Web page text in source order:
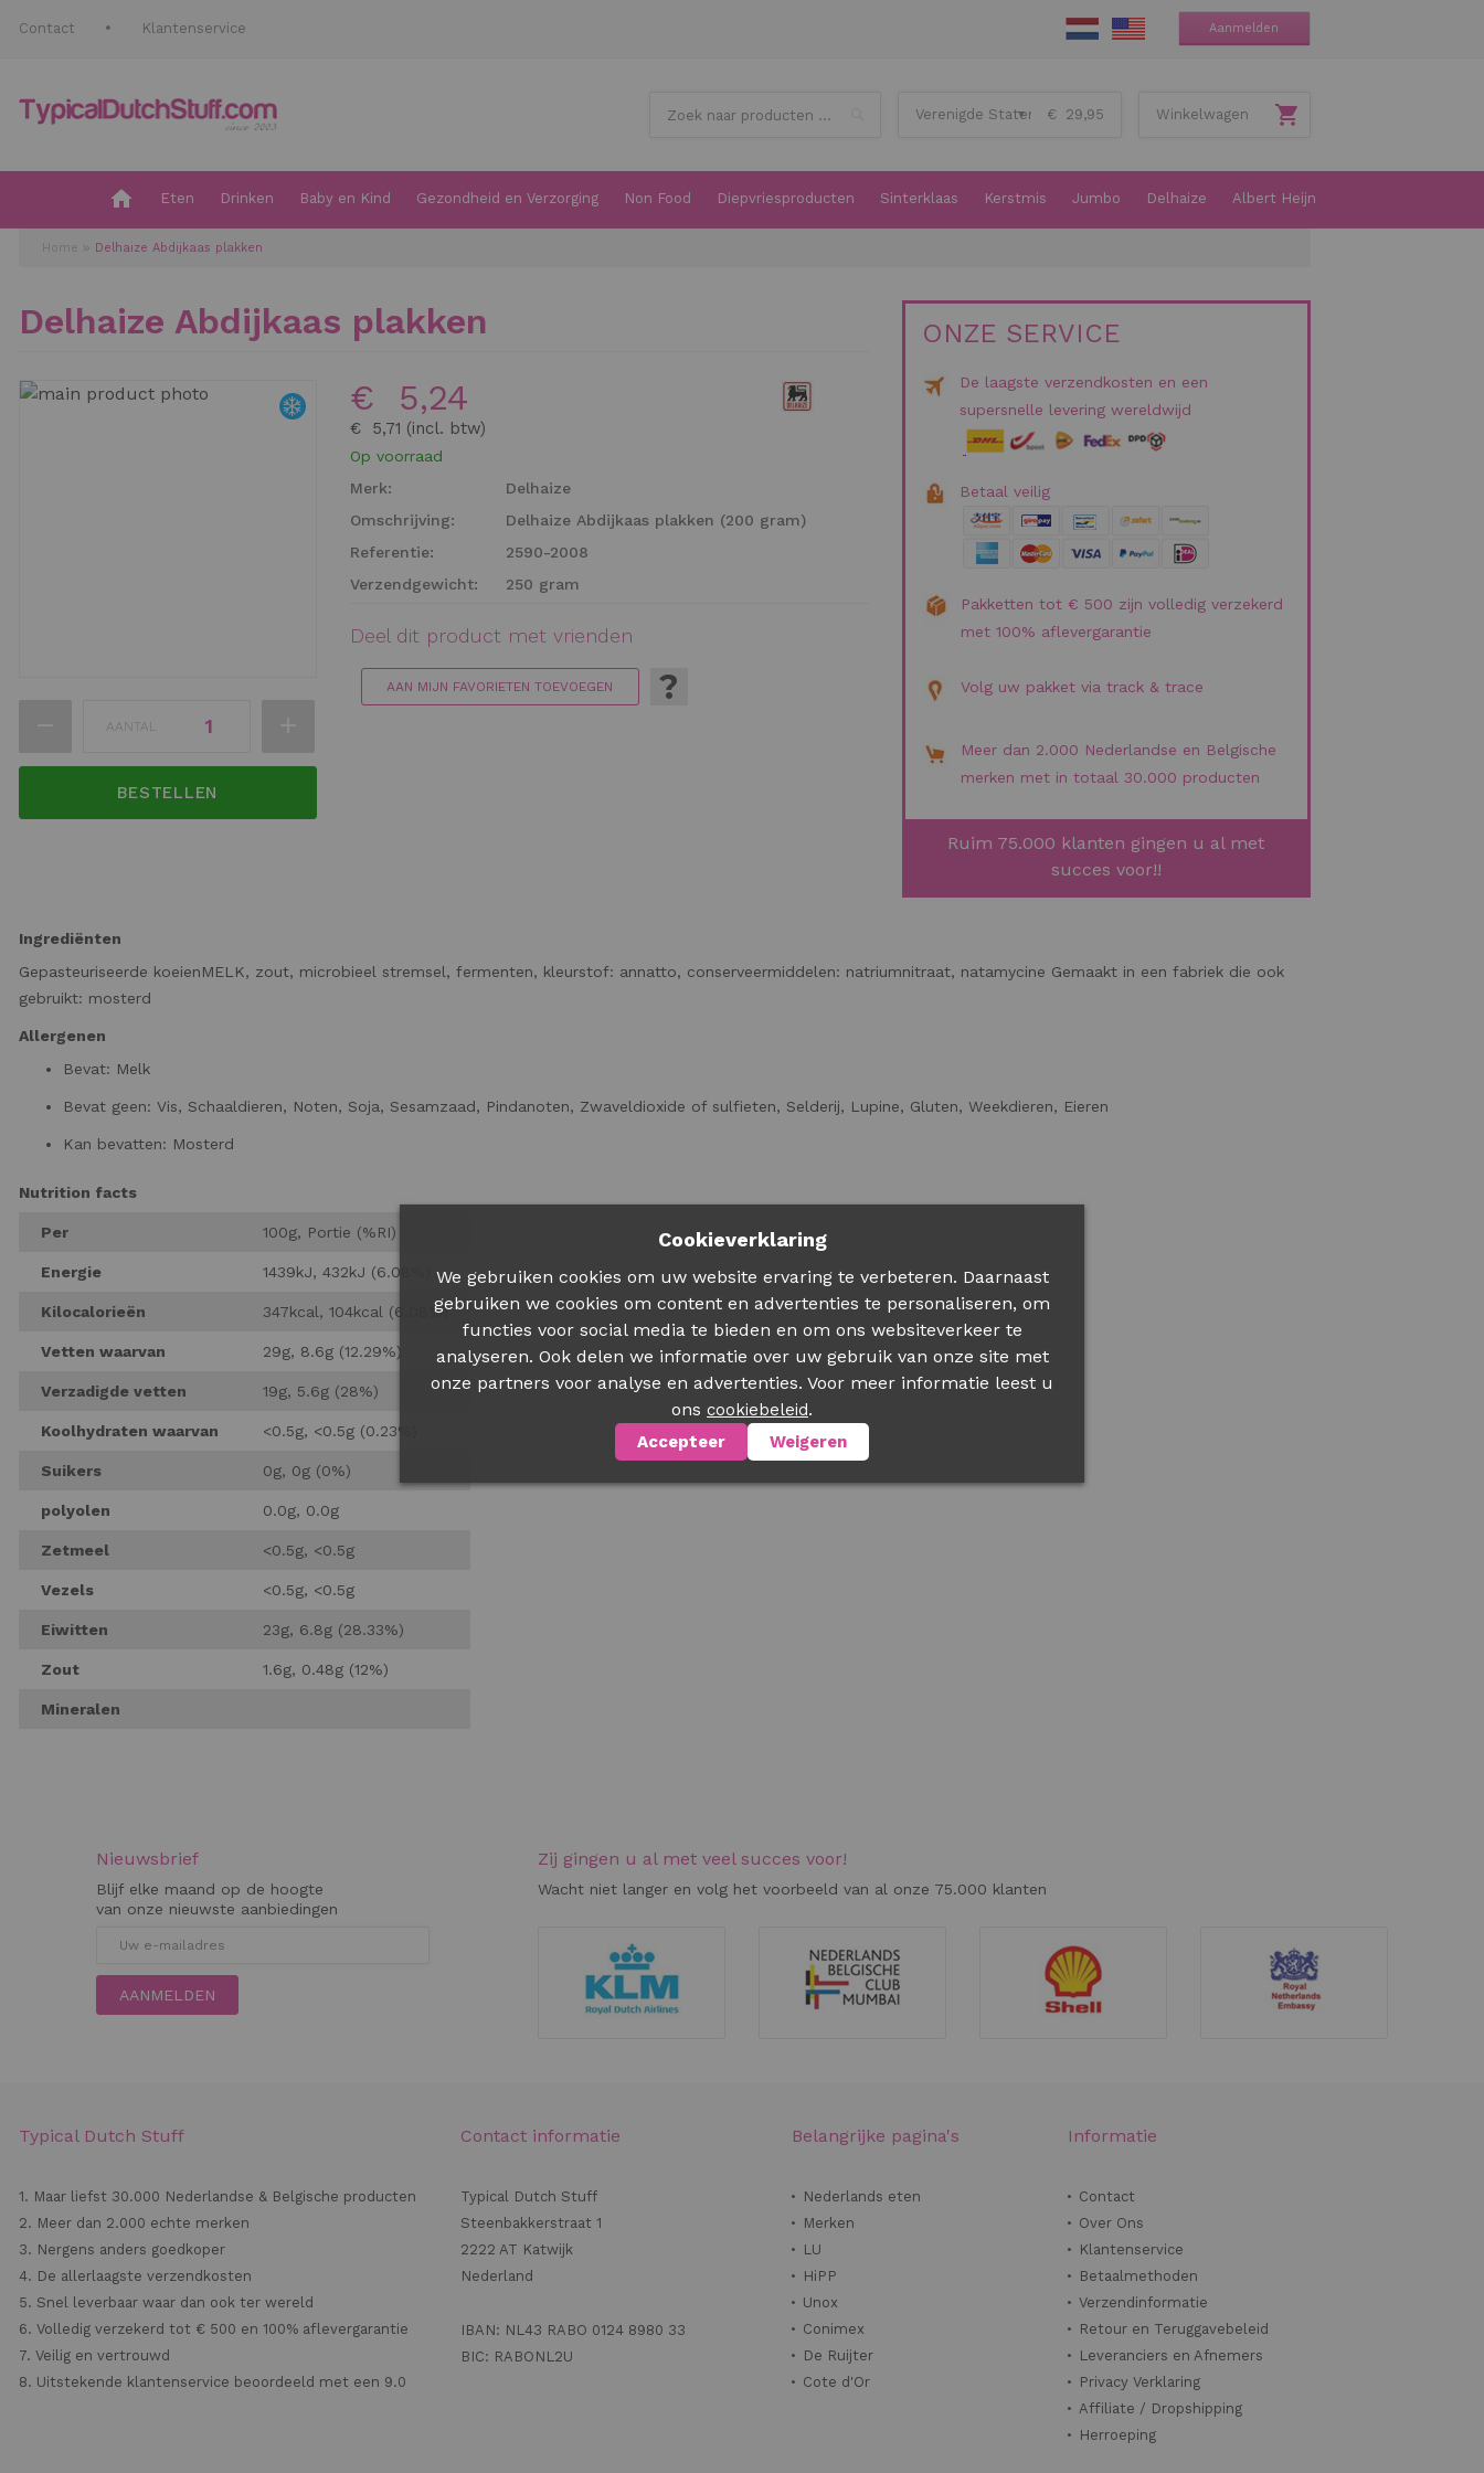
Contact Klantenservice Aanmelden
€ 29,95 Winkelwagen
Eten Drinken Baby en Kind Gezondheid en Verzorging Non Food Diepvriesproducten Sinterklaas Kerstmis Jumbo Delhaize Albert Heijn
Home Delhaize Abdijkaas plakken
Delhaize Abdijkaas plakken
Ga
het
van
AANTAL
BESTELLEN
€ 5,71
€ 5,24
Op voorraad
Merk:
Delhaize
Omschrijving:
Delhaize Abdijkaas plakken (200 gram)
Referentie:
2590-2008
Verzendgewicht:
250 gram
Deel dit product met vrienden
AAN MIJN FAVORIETEN TOEVOEGEN ?
ONZE SERVICE
De laagste verzendkosten en een
supersnelle levering wereldwijd
Betaal veilig
Pakketten tot € 500 zijn volledig verzekerd
met 100% aflevergarantie
Volg uw pakket via track & trace
Meer dan 2.000 Nederlandse en Belgische
merken met in totaal 30.000 producten
Ruim 75.000 klanten gingen u al met
succes voor!!
Ingrediënten
Gepasteuriseerde koeienMELK, zout, microbieel stremsel, fermenten, kleurstof: annatto, conserveermiddelen: natriumnitraat, natamycine Gemaakt in een fabriek die ook
gebruikt: mosterd
Allergenen
Bevat: Melk
Bevat geen: Vis, Schaaldieren, Noten, Soja, Sesamzaad, Pindanoten, Zwaveldioxide of sulfieten, Selderij, Lupine, Gluten, Weekdieren, Eieren
Kan bevatten: Mosterd
Nutrition facts
Per 100g, Portie (%RI)
Energie 1439kJ, 432kJ (6.08%)
Kilocalorieën 347kcal, 104kcal (6.08%)
Vetten waarvan 29g, 8.6g (12.29%)
Verzadigde vetten 19g, 5.6g (28%)
Koolhydraten waarvan <0.5g, <0.5g (0.23%)
Suikers 0g, 0g (0%)
polyolen 0.0g, 0.0g
Zetmeel <0.5g, <0.5g
Vezels <0.5g, <0.5g
Eiwitten 23g, 6.8g (28.33%)
Zout 1.6g, 0.48g (12%)
Mineralen
Nieuwsbrief
Blijf elke maand op de hoogte
van onze nieuwste aanbiedingen
AANMELDEN
Zij gingen u al met veel succes voor!
Wacht niet langer en volg het voorbeeld van al onze 75.000 klanten
Typical Dutch Stuff
1. Maar liefst 30.000 Nederlandse & Belgische producten
2. Meer dan 2.000 echte merken
3. Nergens anders goedkoper
4. De allerlaagste verzendkosten
5. Snel leverbaar waar dan ook ter wereld
6. Volledig verzekerd tot € 500 en 100% aflevergarantie
7. Veilig en vertrouwd
8. Uitstekende klantenservice beoordeeld met een 9.0
Contact informatie
Typical Dutch Stuff
Steenbakkerstraat 1
2222 AT Katwijk
Nederland
IBAN: NL43 RABO 0124 8980 33
BIC: RABONL2U
Belangrijke pagina's
Nederlands eten
Merken
LU
HiPP
Unox
Conimex
De Ruijter
Cote d'Or
Informatie
Contact
Over Ons
Klantenservice
Betaalmethoden
Verzendinformatie
Retour en Teruggavebeleid
Leveranciers en Afnemers
Privacy Verklaring
Affiliate / Dropshipping
Herroeping
Cookieverklaring
We gebruiken cookies om uw website ervaring te verbeteren. Daarnaast
gebruiken we cookies om content en advertenties te personaliseren, om
functies voor social media te bieden en om ons websiteverkeer te
analyseren. Ook delen we informatie over uw gebruik van onze site met
onze partners voor analyse en advertenties. Voor meer informatie leest u
ons cookiebeleid.
Accepteer Weigeren